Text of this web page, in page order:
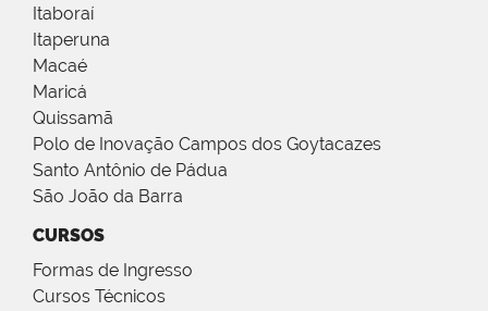
Itaboraí
Itaperuna
Macaé
Maricá
Quissamã
Polo de Inovação Campos dos Goytacazes
Santo Antônio de Pádua
São João da Barra
CURSOS
Formas de Ingresso
Cursos Técnicos